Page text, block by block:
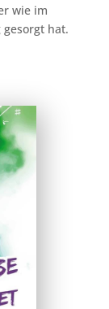
wie im
gesorgt hat.